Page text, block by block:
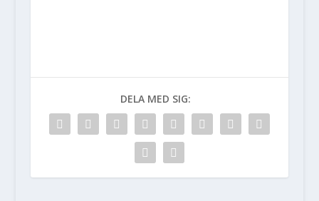
DELA MED SIG: